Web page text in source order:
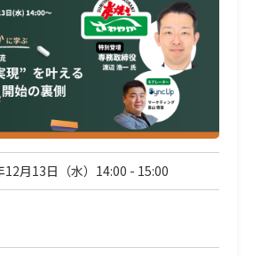
12月13日（水）14:00 - 15:00